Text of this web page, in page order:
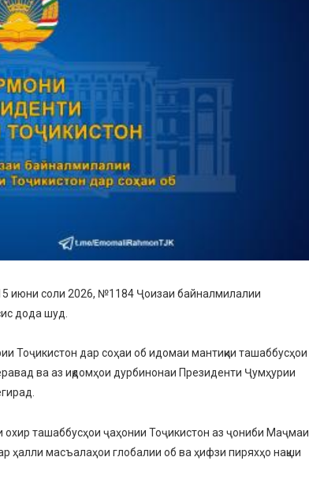
июни соли 2026, №1184 Ҷоизаи байналмилалии
дода шуд.
Тоҷикистон дар соҳаи об идомаи мантиқии ташаббусҳои
ва аз иқдомҳои дурбинонаи Президенти Ҷумҳурии
ташаббусҳои ҷаҳонии Тоҷикистон аз ҷониби Маҷмаи
масъалаҳои глобалии об ва ҳифзи пиряхҳо нақши